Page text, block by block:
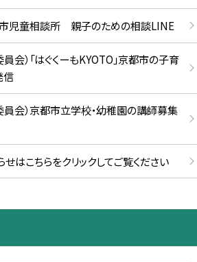
市児童相談所 親子のための相談LINE
会）「はぐくーもKYOTO」京都市の子育
信
会）京都市立学校・幼稚園の講師募集
はこちらをクリックしてご覧ください